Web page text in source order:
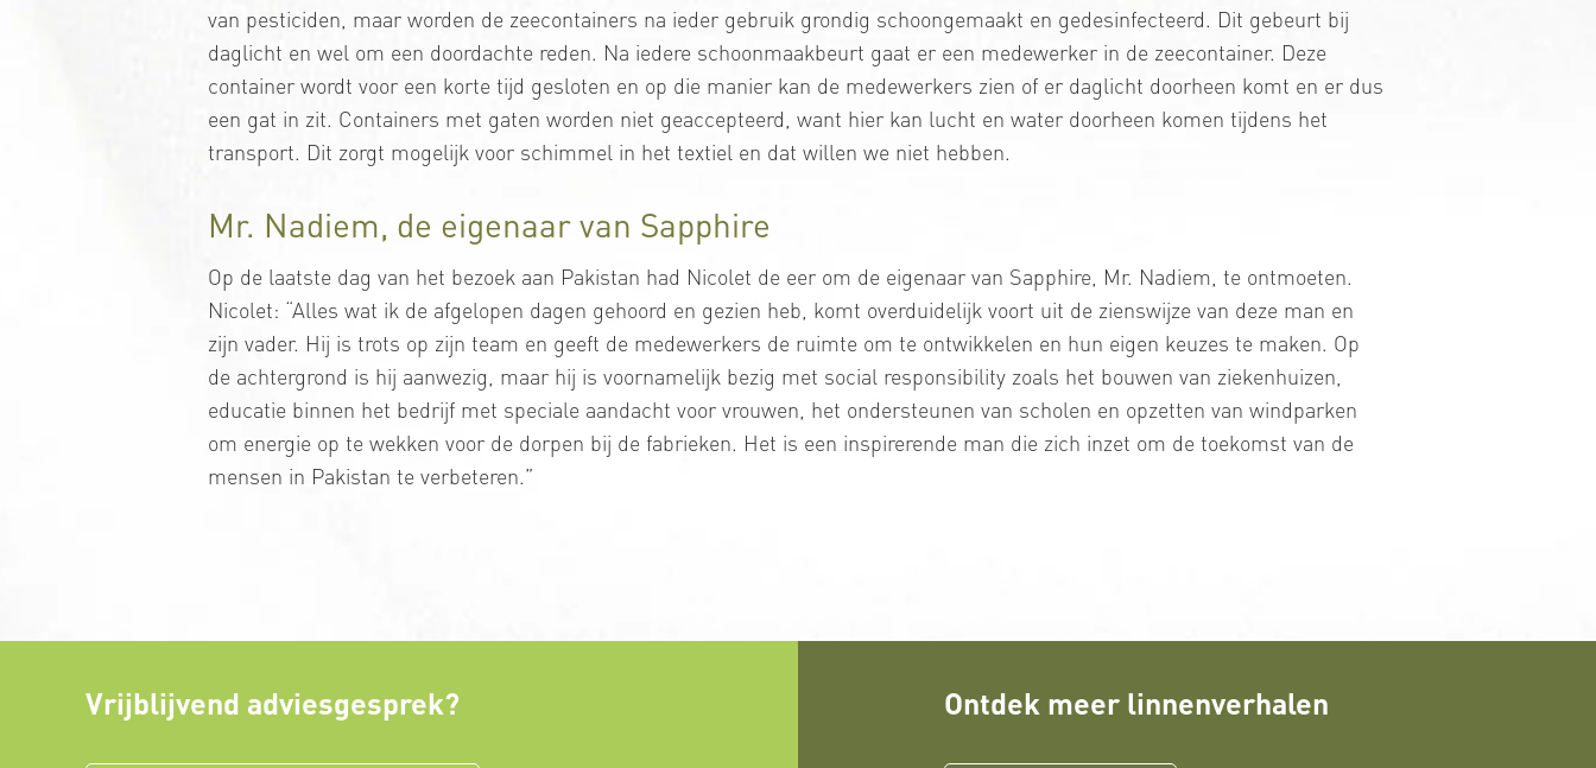
van pesticiden, maar worden de zeecontainers na ieder gebruik grondig schoongemaakt en gedesinfecteerd. Dit gebeurt bij
daglicht en wel om een doordachte reden. Na iedere schoonmaakbeurt gaat er een medewerker in de zeecontainer. Deze
container wordt voor een korte tijd gesloten en op die manier kan de medewerkers zien of er daglicht doorheen komt en er dus
een gat in zit. Containers met gaten worden niet geaccepteerd, want hier kan lucht en water doorheen komen tijdens het
transport. Dit zorgt mogelijk voor schimmel in het textiel en dat willen we niet hebben.
Mr. Nadiem, de eigenaar van Sapphire
Op de laatste dag van het bezoek aan Pakistan had Nicolet de eer om de eigenaar van Sapphire, Mr. Nadiem, te ontmoeten.
Nicolet: “Alles wat ik de afgelopen dagen gehoord en gezien heb, komt overduidelijk voort uit de zienswijze van deze man en
zijn vader. Hij is trots op zijn team en geeft de medewerkers de ruimte om te ontwikkelen en hun eigen keuzes te maken. Op
de achtergrond is hij aanwezig, maar hij is voornamelijk bezig met social responsibility zoals het bouwen van ziekenhuizen,
educatie binnen het bedrijf met speciale aandacht voor vrouwen, het ondersteunen van scholen en opzetten van windparken
om energie op te wekken voor de dorpen bij de fabrieken. Het is een inspirerende man die zich inzet om de toekomst van de
mensen in Pakistan te verbeteren.”
Vrijblijvend adviesgesprek? Ontdek meer linnenverhalen